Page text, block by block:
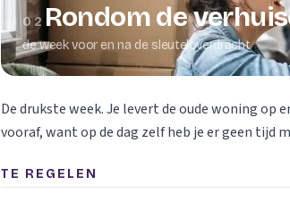
02 Rondom de
de week voor en na de sleuteloverdracht
De drukste week. Je levert de oude woning op
vooraf, want op de dag zelf heb je er geen tijd
TE REGELEN